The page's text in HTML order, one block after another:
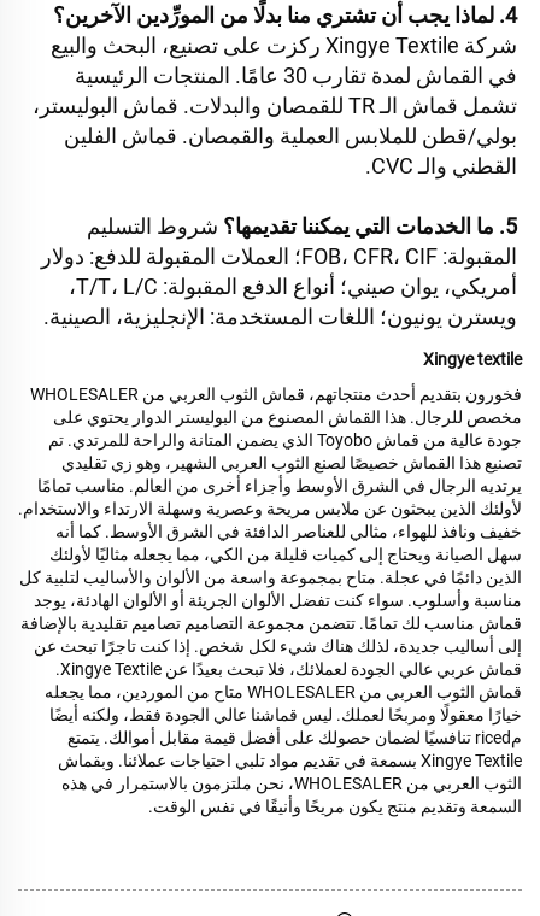
4. لماذا يجب أن تشتري منا بدلًا من المورِّدين الآخرين؟
القطني والـ CVC.
5. ما الخدمات التي يمكننا تقديمها؟
ويسترن يونيون؛ اللغات المستخدمة: الإنجليزية، الصينية.
Xingye textile
فخورون بتقديم أحدث منتجاتهم، قماش الثوب العربي من WHOLESALER
مخصص للرجال. هذا القماش المصنوع من البوليستر الدوار يحتوي على
جودة عالية من قماش Toyobo الذي يضمن المتانة والراحة للمرتدي. تم
تصنيع هذا القماش خصيصًا لصنع الثوب العربي الشهير، وهو زي تقليدي
يرتديه الرجال في الشرق الأوسط وأجزاء أخرى من العالم. مناسب تمامًا
لأولئك الذين يبحثون عن ملابس مريحة وعصرية وسهلة الارتداء والاستخدام.
خفيف ونافذ للهواء، مثالي للعناصر الدافئة في الشرق الأوسط. كما أنه
سهل الصيانة ويحتاج إلى كميات قليلة من الكي، مما يجعله مثاليًا لأولئك
الذين دائمًا في عجلة. متاح بمجموعة واسعة من الألوان والأساليب لتلبية كل
مناسبة وأسلوب. سواء كنت تفضل الألوان الجريئة أو الألوان الهادئة، يوجد
قماش مناسب لك تمامًا. تتضمن مجموعة التصاميم تصاميم تقليدية بالإضافة
إلى أساليب جديدة، لذلك هناك شيء لكل شخص. إذا كنت تاجرًا تبحث عن
قماش عربي عالي الجودة لعملائك، فلا تبحث بعيدًا عن Xingye Textile.
قماش الثوب العربي من WHOLESALER متاح من الموردين، مما يجعله
خيارًا معقولًا ومربحًا لعملك. ليس قماشنا عالي الجودة فقط، ولكنه أيضًا
مriced تنافسيًا لضمان حصولك على أفضل قيمة مقابل أموالك. يتمتع
Xingye Textile بسمعة في تقديم مواد تلبي احتياجات عملائنا. وبقماش
الثوب العربي من WHOLESALER، نحن ملتزمون بالاستمرار في هذه
السمعة وتقديم منتج يكون مريحًا وأنيقًا في نفس الوقت.